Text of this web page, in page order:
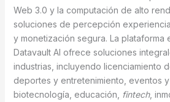
Web 3.0 y la computación de alto
soluciones de percepción
y monetización segura. La plataforma
Datavault AI ofrece soluciones
industrias, incluyendo licenciamiento
deportes y entretenimiento, eventos y
biotecnología, educación,
fintech,